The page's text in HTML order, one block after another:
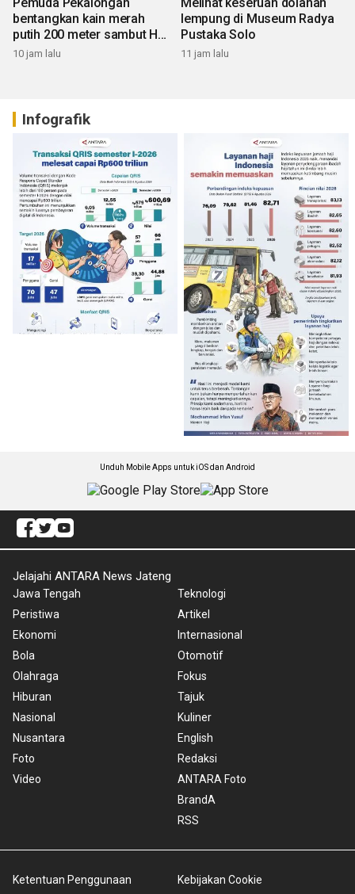
bentangkan kain merah
putih 200 meter sambut HUT
RI
10 jam lalu
lempung di Museum Radya
Pustaka Solo
11 jam lalu
Infografik
Unduh Mobile Apps untuk iOS dan Android
Jelajahi ANTARA News Jateng
Jawa Tengah
Peristiwa
Ekonomi
Bola
Olahraga
Hiburan
Nasional
Nusantara
Foto
Video
Teknologi
Artikel
Internasional
Otomotif
Fokus
Tajuk
Kuliner
English
Redaksi
ANTARA Foto
BrandA
RSS
Ketentuan Penggunaan Kebijakan Cookie